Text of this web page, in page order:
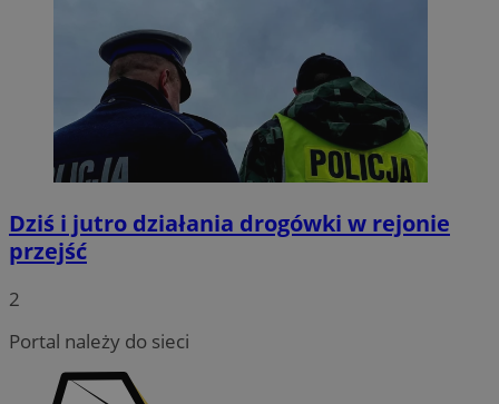
Dziś i jutro działania drogówki w rejonie
przejść
2
Portal należy do sieci